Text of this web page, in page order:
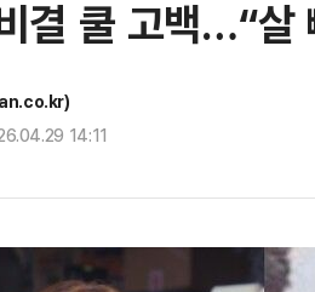
결 쿨 고백…“살
14:11